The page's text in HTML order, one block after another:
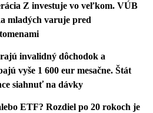
Z investuje vo veľkom. VÚB
mladých varuje pred
invalidný dôchodok a
vyše 1 600 eur mesačne. Štát
siahnuť na dávky
ETF? Rozdiel po 20 rokoch je